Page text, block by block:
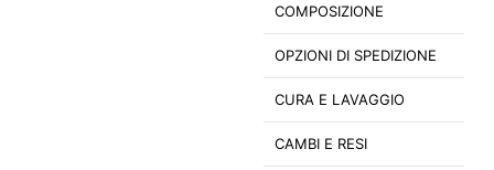
COMPOSIZIONE
OPZIONI DI SPEDIZIONE
CURA E LAVAGGIO
CAMBI E RESI